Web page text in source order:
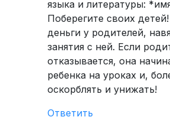
языка и литературы:
Поберегите своих
деньги у родителей,
занятия с ней. Если
отказывается, она
ребенка на уроках и,
оскорблять и унижать!
Ответить